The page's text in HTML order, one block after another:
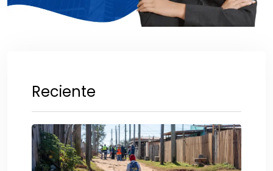
Reciente